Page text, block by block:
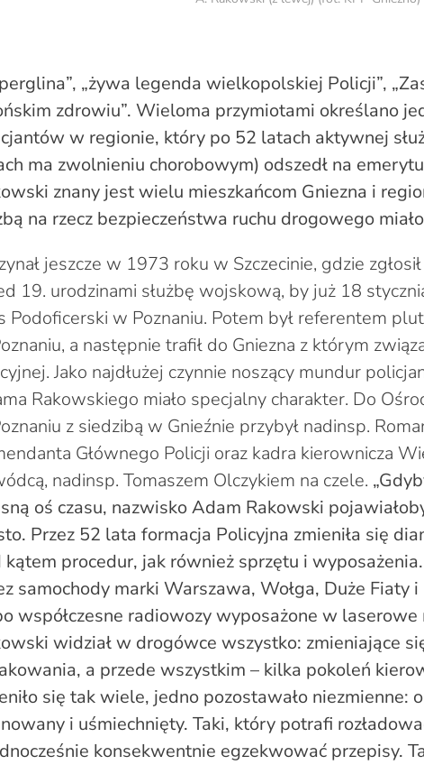
„żywa legenda wielkopolskiej Policji”,
zdrowiu”. Wieloma przymiotami określano
w regionie, który po 52 latach aktywnej
ma zwolnieniu chorobowym) odszedł na
znany jest wielu mieszkańcom Gniezna i
na rzecz bezpieczeństwa ruchu drogowego
jeszcze w 1973 roku w Szczecinie, gdzie
19. urodzinami służbę wojskową, by już 18
Podoficerski w Poznaniu. Potem był referentem
a następnie trafił do Gniezna z którym
Jako najdłużej czynnie noszący mundur
Rakowskiego miało specjalny charakter. Do
z siedzibą w Gnieźnie przybył nadinsp.
Głównego Policji oraz kadra kierownicza
nadinsp. Tomaszem Olczykiem na czele.
oś czasu, nazwisko Adam Rakowski
Przez 52 lata formacja Policyjna zmieniła się
kątem procedur, jak również sprzętu i
samochody marki Warszawa, Wołga, Duże Fiaty i
współczesne radiowozy wyposażone w
widział w drogówce wszystko: zmieniające
a przede wszystkim – kilka pokoleń
się tak wiele, jedno pozostawało niezmienne:
i uśmiechnięty. Taki, który potrafi
konsekwentnie egzekwować przepisy.